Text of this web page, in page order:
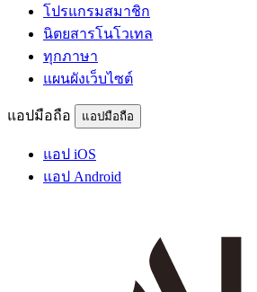
โปรแกรมสมาชิก
นิตยสารโนโวเทล
ทุกภาษา
แผนผังเว็บไซต์
แอปมือถือ แอปมือถือ
แอป iOS
แอป Android